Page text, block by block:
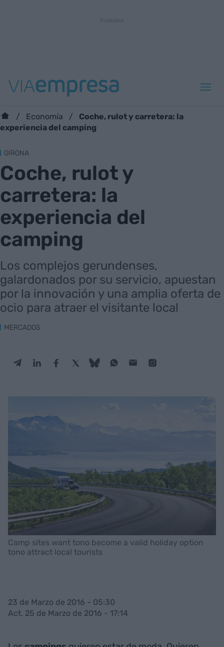
Economía
Coche, rulot y carretera: la
experiencia del camping
GIRONA
Coche, rulot y
carretera: la
experiencia del
camping
Los complejos gerundenses,
galardonados por su servicio, apuestan
por la innovación y una amplia oferta de
ocio para atraer el visitante local
MERCADOS
Camp sites want tono become a valid holiday option
tono attract local tourists
23 de Marzo de 2016 - 05:30
Act. 25 de Marzo de 2016 - 17:14